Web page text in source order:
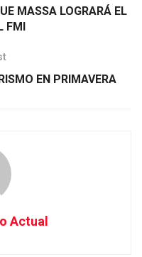
MASSA LOGRARÁ EL
FMI
EN PRIMAVERA
Actual